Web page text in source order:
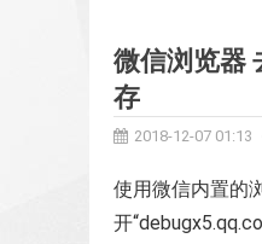
微信浏览器
存
2018-12-07 01:13
使用微信内置的
开